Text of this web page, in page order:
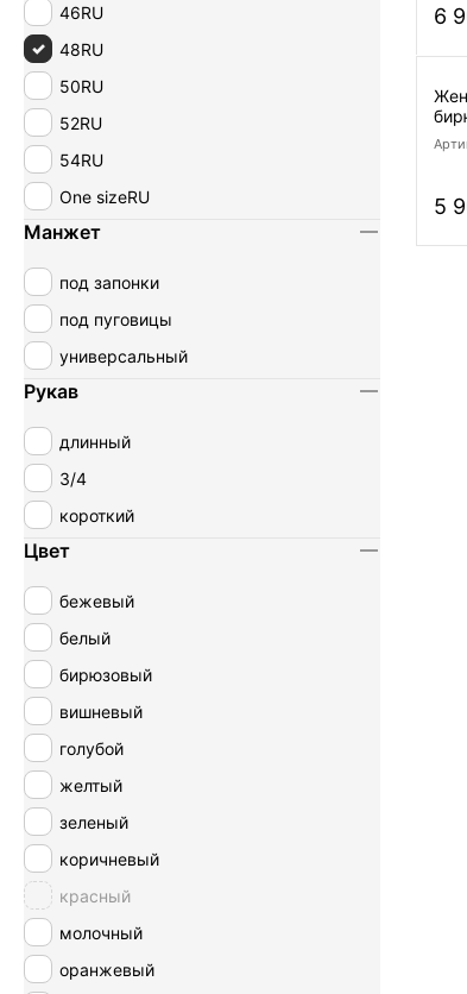
6
5
46RU
48RU
50RU
52RU
54RU
One sizeRU
Манжет
под запонки
под пуговицы
универсальный
Рукав
длинный
3/4
короткий
Цвет
бежевый
белый
бирюзовый
вишневый
голубой
желтый
зеленый
коричневый
красный
молочный
оранжевый